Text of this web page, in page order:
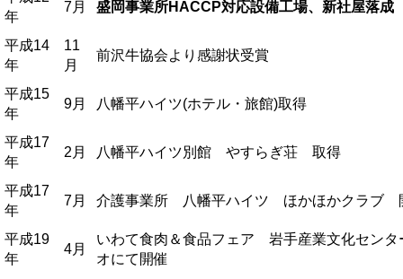
年
7月 盛岡事業所HACCP対応設備工場、新社屋落成
平成14
年
11
月
前沢牛協会より感謝状受賞
平成15
年
9月 八幡平ハイツ(ホテル・旅館)取得
平成17
年
2月 八幡平ハイツ別館 やすらぎ荘 取得
平成17
年
7月 介護事業所 八幡平ハイツ ほかほかクラブ
平成19
年
4月
いわて食肉＆食品フェア 岩手産業文化センタ
オにて開催